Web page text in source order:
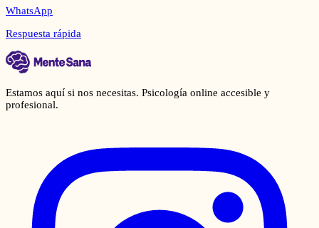
WhatsApp
Respuesta rápida
Estamos aquí si nos necesitas. Psicología online accesible y
profesional.